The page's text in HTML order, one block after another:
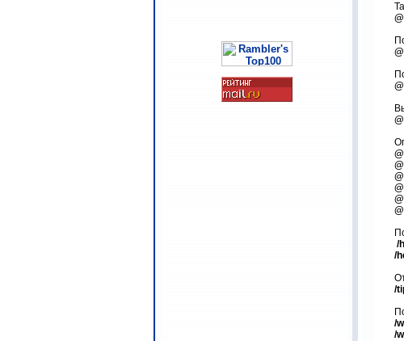
/h
/
/
/w
/